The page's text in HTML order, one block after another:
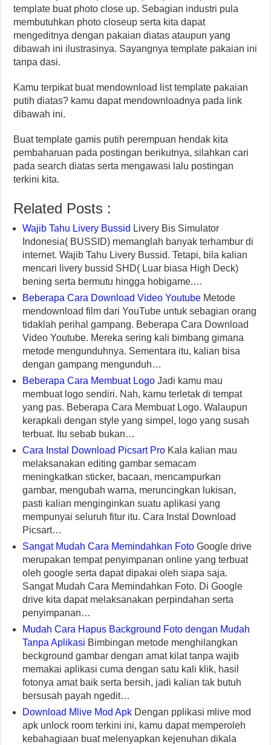
template buat photo close up. Sebagian industri pula
membutuhkan photo closeup serta kita dapat
mengeditnya dengan pakaian diatas ataupun yang
dibawah ini ilustrasinya. Sayangnya template pakaian ini
tanpa dasi.
Kamu terpikat buat mendownload list template pakaian
putih diatas? kamu dapat mendownloadnya pada link
dibawah ini.
Buat template gamis putih perempuan hendak kita
pembaharuan pada postingan berikutnya, silahkan cari
pada search diatas serta mengawasi lalu postingan
terkini kita.
Related Posts :
Wajib Tahu Livery Bussid Livery Bis Simulator
Indonesia( BUSSID) memanglah banyak terhambur di
internet. Wajib Tahu Livery Bussid. Tetapi, bila kalian
mencari livery bussid SHD( Luar biasa High Deck)
bening serta bermutu hingga hobigame.…
Beberapa Cara Download Video Youtube Metode
mendownload film dari YouTube untuk sebagian orang
tidaklah perihal gampang. Beberapa Cara Download
Video Youtube. Mereka sering kali bimbang gimana
metode mengunduhnya. Sementara itu, kalian bisa
dengan gampang mengunduh…
Beberapa Cara Membuat Logo Jadi kamu mau
membuat logo sendiri. Nah, kamu terletak di tempat
yang pas. Beberapa Cara Membuat Logo. Walaupun
kerapkali dengan style yang simpel, logo yang susah
terbuat. Itu sebab bukan…
Cara Instal Download Picsart Pro Kala kalian mau
melaksanakan editing gambar semacam
meningkatkan sticker, bacaan, mencampurkan
gambar, mengubah warna, meruncingkan lukisan,
pasti kalian menginginkan suatu aplikasi yang
mempunyai seluruh fitur itu. Cara Instal Download
Picsart…
Sangat Mudah Cara Memindahkan Foto Google drive
merupakan tempat penyimpanan online yang terbuat
oleh google serta dapat dipakai oleh siapa saja.
Sangat Mudah Cara Memindahkan Foto. Di Google
drive kita dapat melaksanakan perpindahan serta
penyimpanan…
Mudah Cara Hapus Background Foto dengan Mudah
Tanpa Aplikasi Bimbingan metode menghilangkan
beckground gambar dengan amat kilat tanpa wajib
memakai aplikasi cuma dengan satu kali klik, hasil
fotonya amat baik serta bersih, jadi kalian tak butuh
bersusah payah ngedit…
Download Mlive Mod Apk Dengan pplikasi mlive mod
apk unlock room terkini ini, kamu dapat memperoleh
kebahagiaan buat melenyapkan kejenuhan dikala